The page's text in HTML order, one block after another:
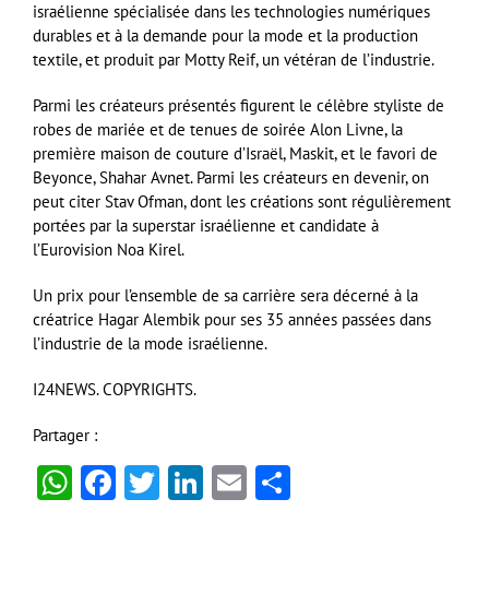
israélienne spécialisée dans les technologies numériques
durables et à la demande pour la mode et la production
textile, et produit par Motty Reif, un vétéran de l’industrie.
Parmi les créateurs présentés figurent le célèbre styliste de
robes de mariée et de tenues de soirée Alon Livne, la
première maison de couture d’Israël, Maskit, et le favori de
Beyonce, Shahar Avnet. Parmi les créateurs en devenir, on
peut citer Stav Ofman, dont les créations sont régulièrement
portées par la superstar israélienne et candidate à
l’Eurovision Noa Kirel.
Un prix pour l’ensemble de sa carrière sera décerné à la
créatrice Hagar Alembik pour ses 35 années passées dans
l’industrie de la mode israélienne.
I24NEWS. COPYRIGHTS.
Partager :
WhatsApp
Facebook
Twitter
LinkedIn
Email